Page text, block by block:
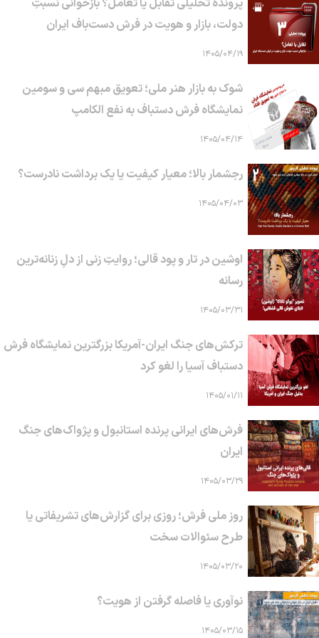
پرونده تحلیلی تقابل یا تعامل؟ بازخوانی نسبتِ
دولت، بازار و هویت در فرش دست‌باف ایران
۱۴۰۵/۰۴/۱۹
شوک به بازار هنر ملی؛ تعویق مبهم سی و سومین
نمایشگاه فرش دستباف به نفع الکامپ
۱۴۰۵/۰۴/۱۴
رجشمار بالا؛ معیار کیفیت یا یک برداشت نادرست؟
۱۴۰۵/۰۴/۰۳
اوشین در تار و پود قالی؛ روایتِ زنی از دلِ زنانه‌ترین
رسانه
۱۴۰۵/۰۳/۳۱
ترکش‌های جنگ ایران-آمریکا بزرگترین نمایشگاه فرش
دستباف آسیا را لغو کرد
۱۴۰۵/۰۱/۱۱
فرش‌های ایرانی پرنده استانبول و پژواک‌های جنگ
ایران
۱۴۰۵/۰۳/۲۹
روز ملی فرش؛ روزی برای گزارش‌های تشریفاتی یا
طرح سئوالات سخت
۱۴۰۵/۰۳/۲۰
نوآوری یا فاصله گرفتن از هویت؟
۱۴۰۵/۰۳/۱۵